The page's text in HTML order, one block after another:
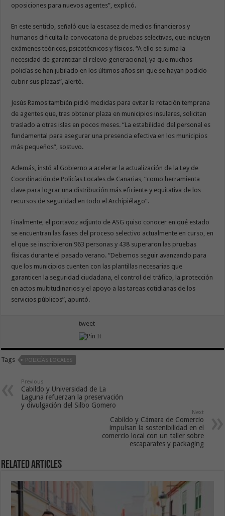
oposiciones para nuevos agentes”, explicó.
En este sentido, señaló que la escasez de medios financieros y
humanos dificulta la convocatoria de pruebas selectivas, que incluyen
exámenes teóricos, psicotécnicos y físicos. “A ello se suma la
necesidad de garantizar el relevo generacional, ya que muchos
policías se han jubilado en los últimos años sin que se hayan podido
cubrir sus plazas”, alertó.
Jesús Ramos también pidió medidas para evitar la rotación temprana
de agentes que, tras obtener plaza en municipios insulares, solicitan
traslado a otras islas en pocos meses. “La estabilidad del personal es
fundamental para asegurar una presencia efectiva en los municipios
más pequeños”, sostuvo.
Además, instó al Gobierno a acelerar la actualización de la Ley de
Coordinación de Policías Locales de Canarias, “como herramienta
clave para lograr una distribución más eficiente y equitativa de los
recursos de seguridad en todo el Archipiélago”.
Finalmente, el portavoz adjunto de ASG quiso conocer en qué estado
se encuentran las fases del proceso selectivo actualmente en curso, en
el que se inscribieron 963 personas y 438 superaron las pruebas
físicas durante el pasado verano. “Debemos seguir avanzando para
que los municipios cuenten con las plantillas necesarias que
garanticen la seguridad ciudadana, el control del tráfico, la protección
en actos multitudinarios y el apoyo a las tareas cotidianas de los
servicios públicos”, apuntó.
tweet
Tags POLICÍAS LOCALES
Previous
Cabildo y Universidad de La
Laguna refuerzan la preservación
y divulgación del Silbo Gomero
Next
Cabildo y Cámara de Comercio
impulsan la sostenibilidad en el
comercio local con un taller sobre
escaparates y packaging
Related Articles